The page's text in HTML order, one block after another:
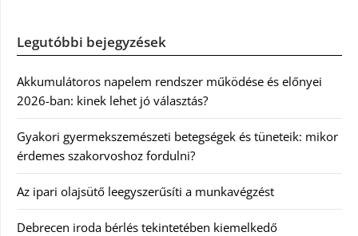
Legutóbbi bejegyzések
Akkumulátoros napelem rendszer működése és előnyei
2026-ban: kinek lehet jó választás?
Gyakori gyermekszemészeti betegségek és tüneteik: mikor
érdemes szakorvoshoz fordulni?
Az ipari olajsütő leegyszerűsíti a munkavégzést
Debrecen iroda bérlés tekintetében kiemelkedő